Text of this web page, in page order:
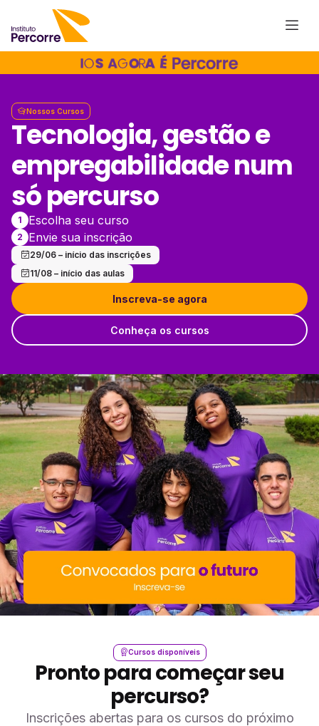
Nossos Cursos
Tecnologia, gestão e
empregabilidade num
só percurso
1 Escolha seu curso
2 Envie sua inscrição
29/06 – início das inscrições
11/08 – início das aulas
Inscreva-se agora
Conheça os cursos
Cursos disponíveis
Pronto para começar seu
percurso?
Inscrições abertas para os cursos do próximo